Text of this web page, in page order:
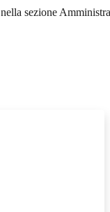
nella sezione